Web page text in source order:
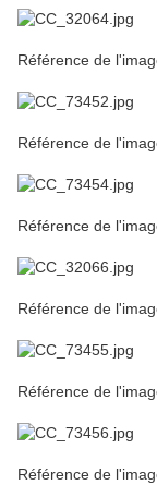
Référence de
Référence de
Référence de
Référence de
Référence de
Référence de